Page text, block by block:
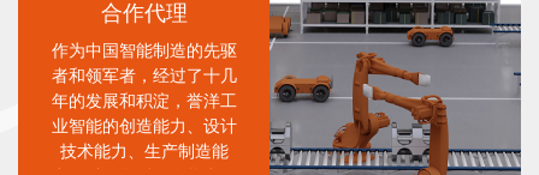
合作代理
作为中国智能制造的先驱
者和领军者，经过了十几
年的发展和积淀，誉洋工
业智能的创造能力、设计
技术能力、生产制造能